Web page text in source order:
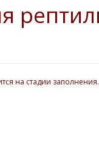
на стадии заполнения.